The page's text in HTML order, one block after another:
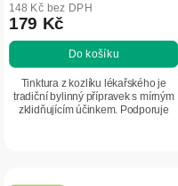
148 Kč bez DPH
179 Kč
Do košíku
Tinktura z kozlíku lékařského je
tradiční bylinný přípravek s mírným
zklidňujícím účinkem. Podporuje